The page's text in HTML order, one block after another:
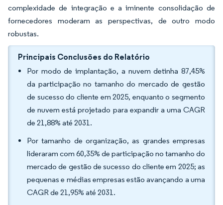
complexidade de integração e a iminente consolidação de
fornecedores moderam as perspectivas, de outro modo
robustas.
Principais Conclusões do Relatório
Por modo de implantação, a nuvem detinha 87,45%
da participação no tamanho do mercado de gestão
de sucesso do cliente em 2025, enquanto o segmento
de nuvem está projetado para expandir a uma CAGR
de 21,88% até 2031.
Por tamanho de organização, as grandes empresas
lideraram com 60,35% de participação no tamanho do
mercado de gestão de sucesso do cliente em 2025; as
pequenas e médias empresas estão avançando a uma
CAGR de 21,95% até 2031.